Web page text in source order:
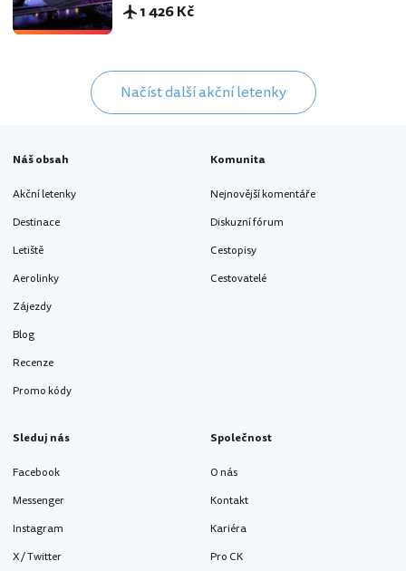
1 426 Kč
Načíst další akční letenky
Náš obsah
Akční letenky
Destinace
Letiště
Aerolinky
Zájezdy
Blog
Recenze
Promo kódy
Komunita
Nejnovější komentáře
Diskuzní fórum
Cestopisy
Cestovatelé
Sleduj nás
Facebook
Messenger
Instagram
X / Twitter
Společnost
O nás
Kontakt
Kariéra
Pro CK